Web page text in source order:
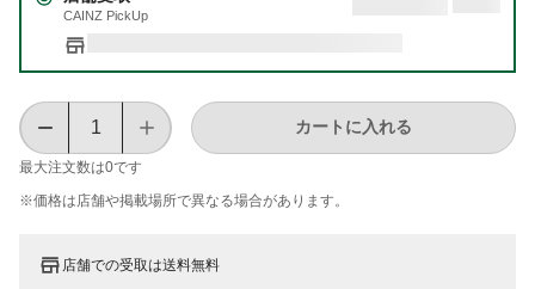
CAINZ PickUp
最大注文数は0です
カートに入れる
※価格は​店舗や​掲載場所で​異なる​場合が​あります。
店舗での受取は送料無料